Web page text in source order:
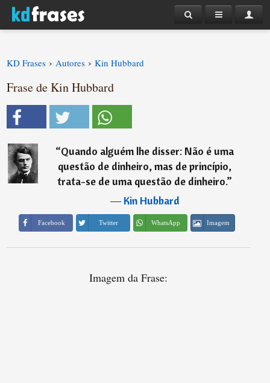
KD Frases › Autores › Kin Hubbard
Frase de Kin Hubbard
“Quando alguém lhe disser: Não é uma
questão de dinheiro, mas de princípio,
trata-se de uma questão de dinheiro.”
―Kin Hubbard
Facebook Twitter WhatsApp Imagem
Imagem da Frase: